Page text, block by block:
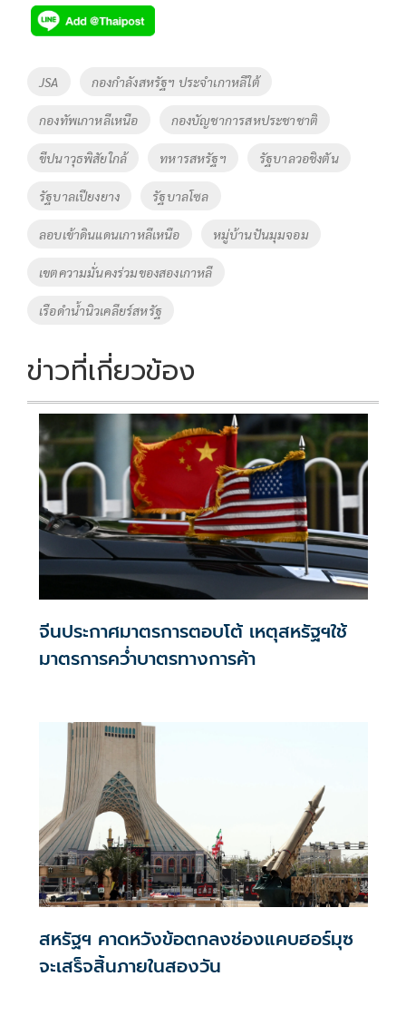
e
b
o
k
tt
er
p
y
Li
k
Tags
JSA กองกำลังสหรัฐฯ ประจำเกาหลีใต้
กองทัพเกาหลีเหนือ กองบัญชาการสหประชาชาติ
ขีปนาวุธพิสัยใกล้ ทหารสหรัฐฯ รัฐบาลวอชิงตัน
รัฐบาลเปียงยาง รัฐบาลโซล
ลอบเข้าดินแดนเกาหลีเหนือ หมู่บ้านปันมุมจอม
เขตความมั่นคงร่วมของสองเกาหลี
เรือดำน้ำนิวเคลียร์สหรัฐ
ข่าวที่เกี่ยวข้อง
จีนประกาศมาตรการตอบโต้ เหตุสหรัฐฯใช้
มาตรการคว่ำบาตรทางการค้า
สหรัฐฯ คาดหวังข้อตกลงช่องแคบฮอร์มุซ
จะเสร็จสิ้นภายในสองวัน